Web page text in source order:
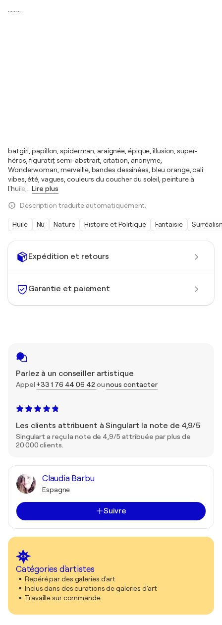
Expédition et retours
Garantie et paiement
Parlez à un conseiller artistique
Appel +33 1 76 44 06 42 ounous contacter
Les clients attribuent à Singulart la note de 4,9/5
Singulart a reçu la note de 4,9/5 attribuée par plus de
20 000 clients.
Claudia Barbu
Espagne
Suivre
Catégories d'artistes
Repéré par des galeries d'art
Inclus dans des curations de galeries d'art
Travaille sur commande
batgirl, papillon, spiderman, araignée, épique, illusion, super-
héros, figuratif, semi-abstrait, citation, anonyme,
Wonderwoman, merveille, bandes dessinées, bleu orange, cali
vibes, été, vagues, couleurs du coucher du soleil, peinture à
l'huile,
Lire plus
Description traduite automatiquement.
Huile Nu Nature Histoire et Politique Fantaisie